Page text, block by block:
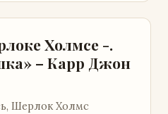
Холмсе -.
– Карр Джон
Шерлок Холмс